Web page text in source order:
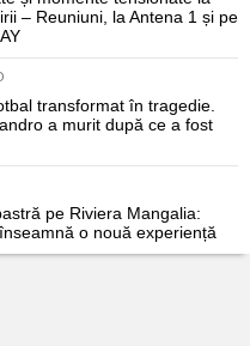
– Reuniuni, la Antena 1 și pe
transformat în tragedie.
a murit după ce a fost
pe Riviera Mangalia:
o nouă experiență